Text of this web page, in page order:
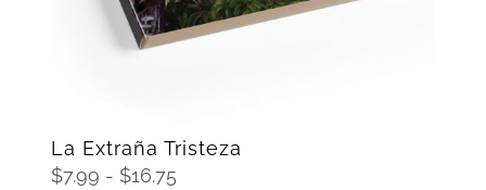
La Extraña Tristeza
$7.99 - $16.75Rango